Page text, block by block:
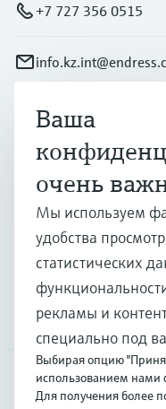
+7 727 356 0515
Продукты и услуги
Отрасли
Поддержка
Компания
CAS•Русский
Ваша
очень
Мы используем
удобства
статистических
рекламы и
специально под
Выбирая опцию
использованием нами
Для получения более